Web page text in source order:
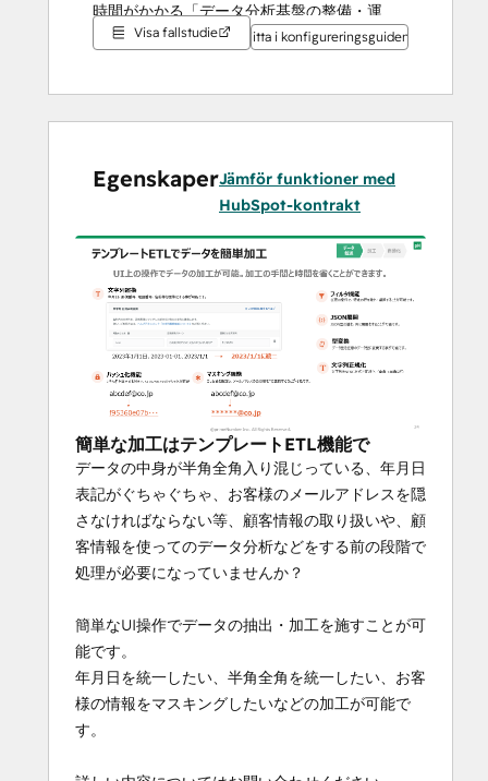
時間がかかる「データ分析基盤の整備・運
用」は、私たちの仕事です。すべてのデータ
るように。
Visa fallstudie Titta i konfigureringsguiden
EgenskaperJämför funktioner med
HubSpot-kontrakt
簡単な加工はテンプレートETL機能で
データの中身が半角全角入り混じっている、年月日
表記がぐちゃぐちゃ、お客様のメールアドレスを隠
さなければならない等、顧客情報の取り扱いや、顧
客情報を使ってのデータ分析などをする前の段階で
処理が必要になっていませんか？
簡単なUI操作でデータの抽出・加工を施すことが可
能です。
年月日を統一したい、半角全角を統一したい、お客
様の情報をマスキングしたいなどの加工が可能で
す。